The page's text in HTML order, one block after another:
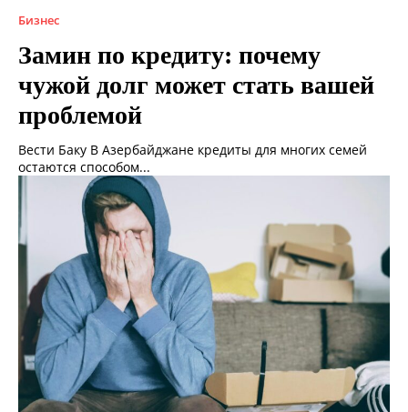
Бизнес
Замин по кредиту: почему
чужой долг может стать вашей
проблемой
Вести Баку В Азербайджане кредиты для многих семей
остаются способом...